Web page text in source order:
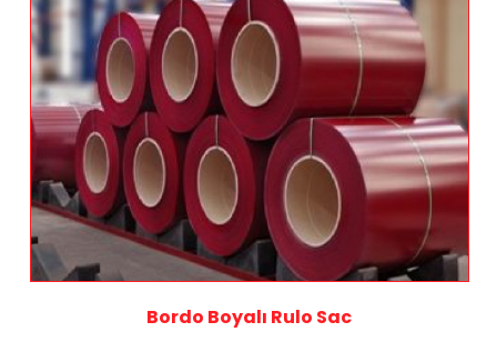
Bordo Boyalı Rulo Sac